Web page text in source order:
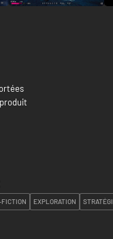
EXPLORATION